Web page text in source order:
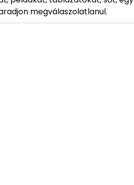
megválaszolatlanul.